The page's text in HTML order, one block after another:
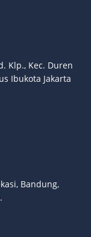
Klp., Kec. Duren
Ibukota Jakarta
Bandung,